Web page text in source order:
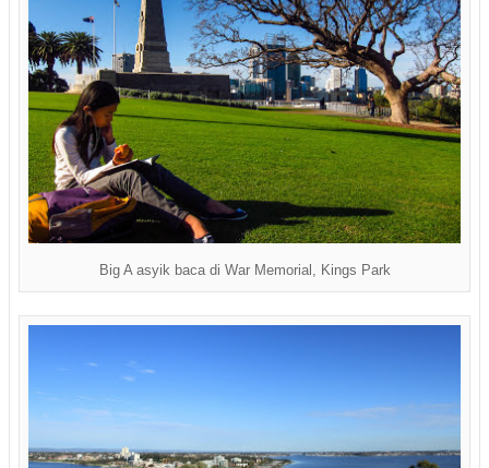
Big A asyik baca di War Memorial, Kings Park